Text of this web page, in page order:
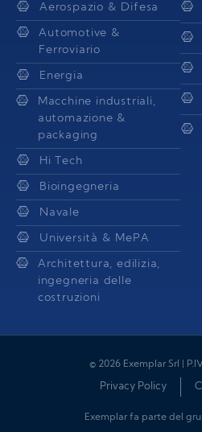
Aerospazio & Difesa
Automotive &
Ferroviario
Energia
Macchine industriali,
automazione &
packaging
Hi Tech
Bioingegneria
Navale
Università & MePA
Architettura, edilizia,
ingegneria delle
costruzioni
© 2026 Exemplar Srl |
Privacy Policy
Exemplar fa parte del